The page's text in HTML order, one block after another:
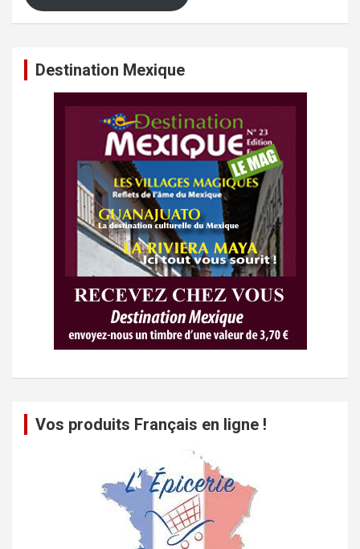
Destination Mexique
Vos produits Français en ligne !